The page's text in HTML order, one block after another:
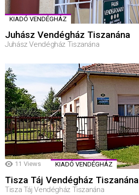
KIADÓ VENDÉGHÁZ
Juhász Vendégház Tiszanána
Juhász Vendégház Tiszanána
11 Views KIADÓ VENDÉGHÁZ
Tisza Táj Vendégház Tiszanána
Tisza Táj Vendégház Tiszanána